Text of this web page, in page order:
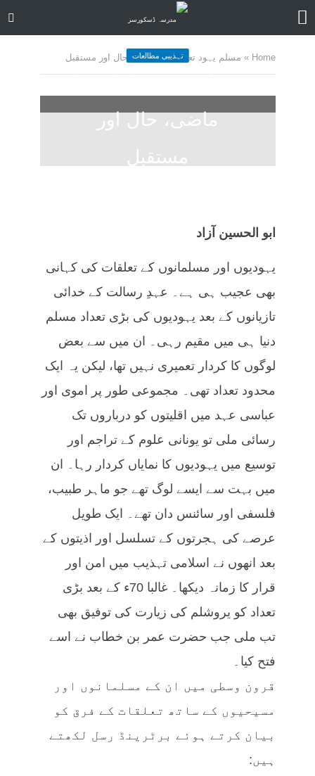
Home
» مسلم یہود تعلقات کا ماضی، حال اور مستقبل
تہذیبی مطالعات
ماضی، حال اور
مستقبل
ابو الحسین آزاد
یہودیوں اور مسلمانوں کے تعلقات کی کہانی
بھی عجیب ہی ہے۔ عہدِ رسالت کے خدائی
تازیانوں کے بعد یہودیوں کی بڑی تعداد مسلم
دنیا ہی میں مقیم رہی۔ ان میں سے بعض
لوگوں کا کردار تعمیری نہیں تھا، لیکن یہ ایک
محدود تعداد تھی۔ مجموعی طور پر اموی اور
عباسی عہد میں اقلیتوں کو درباروں تک
رسائی ملی تو یونانی علوم کے تراجم اور
توسیع میں یہودیوں کا نمایاں کردار رہا۔ ان
میں بہت سے ایسے لوگ تھے جو ماہر طبیب،
فلسفی اور سائنس دان تھے۔ ایک طویل
عرصے کی ہجرتوں کے تسلسل اور اذیتوں کے
بعد انھوں نے اسلامی تہذیب میں امن اور
قرار کا زمانہ دیکھا۔ غالبا 70ء کے بعد بڑی
تعداد کو یروشلم کی زیارت کی توفیق بھی
تب ملی جب حضرت عمر بن خطاب نے اسے
فتح کیا۔
قرون وسطی میں ان کے مسلمانوں اور
مسیحیوں کے ساتھ تعلقات کے فرق کو
بیان کرتے ہوئے برٹرینڈ رسل لکھتے
ہیں: